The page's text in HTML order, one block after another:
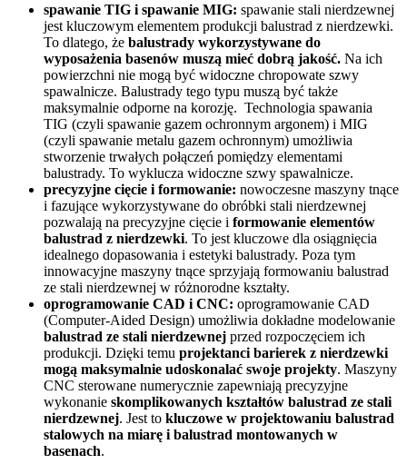
spawanie TIG i spawanie MIG: spawanie stali nierdzewnej
jest kluczowym elementem produkcji balustrad z nierdzewki.
To dlatego, że balustrady wykorzystywane do
wyposażenia basenów muszą mieć dobrą jakość. Na ich
powierzchni nie mogą być widoczne chropowate szwy
spawalnicze. Balustrady tego typu muszą być także
maksymalnie odporne na korozję. Technologia spawania
TIG (czyli spawanie gazem ochronnym argonem) i MIG
(czyli spawanie metalu gazem ochronnym) umożliwia
stworzenie trwałych połączeń pomiędzy elementami
balustrady. To wyklucza widoczne szwy spawalnicze.
precyzyjne cięcie i formowanie: nowoczesne maszyny tnące
i fazujące wykorzystywane do obróbki stali nierdzewnej
pozwalają na precyzyjne cięcie i formowanie elementów
balustrad z nierdzewki. To jest kluczowe dla osiągnięcia
idealnego dopasowania i estetyki balustrady. Poza tym
innowacyjne maszyny tnące sprzyjają formowaniu balustrad
ze stali nierdzewnej w różnorodne kształty.
oprogramowanie CAD i CNC: oprogramowanie CAD
(Computer-Aided Design) umożliwia dokładne modelowanie
balustrad ze stali nierdzewnej przed rozpoczęciem ich
produkcji. Dzięki temu projektanci barierek z nierdzewki
mogą maksymalnie udoskonalać swoje projekty. Maszyny
CNC sterowane numerycznie zapewniają precyzyjne
wykonanie skomplikowanych kształtów balustrad ze stali
nierdzewnej. Jest to kluczowe w projektowaniu balustrad
stalowych na miarę i balustrad montowanych w
basenach.